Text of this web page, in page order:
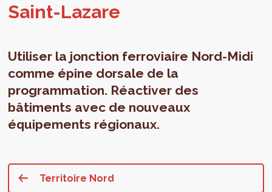
Saint-Lazare
Utiliser la jonction ferroviaire Nord-Midi
comme épine dorsale de la
programmation. Réactiver des
bâtiments avec de nouveaux
équipements régionaux.
Territoire Nord